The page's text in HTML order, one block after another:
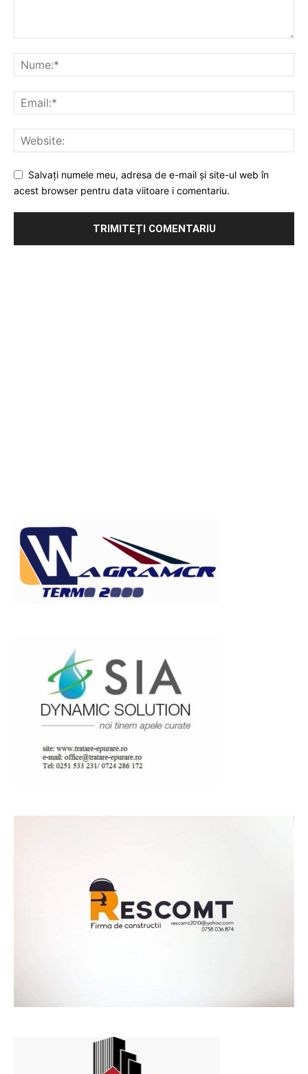
Salvați numele meu, adresa de e-mail și site-ul web în
acest browser pentru data viitoare i comentariu.